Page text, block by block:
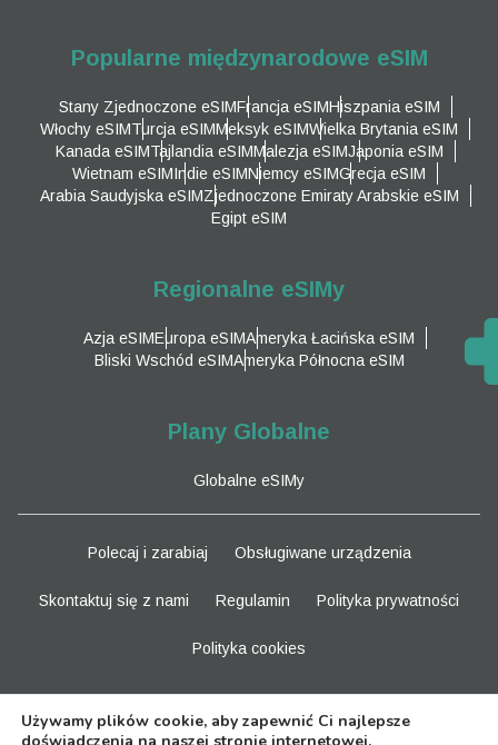
Popularne międzynarodowe eSIM
Stany Zjednoczone eSIMFrancja eSIMHiszpania eSIM
Włochy eSIMTurcja eSIMMeksyk eSIMWielka Brytania eSIM
Kanada eSIMTajlandia eSIMMalezja eSIMJaponia eSIM
Wietnam eSIMIndie eSIMNiemcy eSIMGrecja eSIM
Arabia Saudyjska eSIMZjednoczone Emiraty Arabskie eSIM
Egipt eSIM
Regionalne eSIMy
Azja eSIMEuropa eSIMAmeryka Łacińska eSIM
Bliski Wschód eSIMAmeryka Północna eSIM
Plany Globalne
Globalne eSIMy
Polecaj i zarabiaj Obsługiwane urządzenia
Skontaktuj się z nami Regulamin Polityka prywatności
Polityka cookies
Używamy plików cookie, aby zapewnić Ci najlepsze